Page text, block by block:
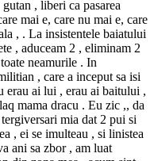
, liberi ca pasarea
mai e, care nu mai e, care
, . La insistentele baiatului
, aduceam 2 , eliminam 2
neamurile . In
, care a inceput sa isi
erau ai lui , erau ai baitului ,
mama dracu . Eu zic ,, da
mia dat 2 pui si
, ei se imulteau , si linistea
ani sa zbor , am luat